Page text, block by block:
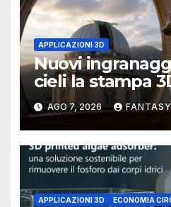
APPLICAZIONI 3D
Nuovi
cieli la stampa
un osservatorio
University of
Little Rock
AGO 7, 2026 FANTASY
APPLICAZIONI 3D ECONOMIA